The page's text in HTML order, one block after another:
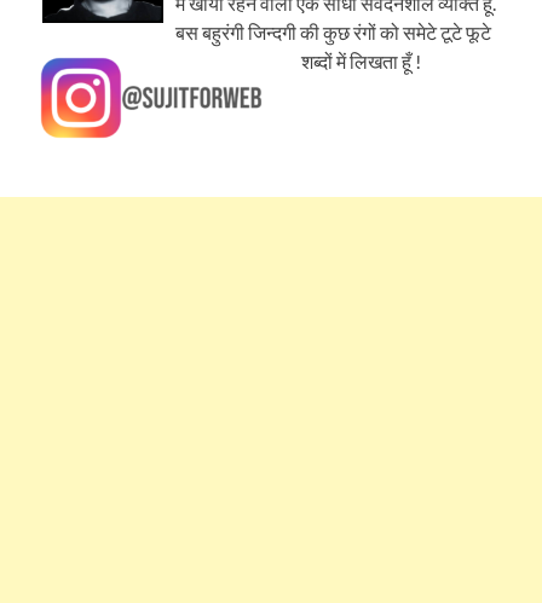
बस बहुरंगी जिन्दगी की कुछ रंगों को समेटे टूटे फूटे
शब्दों में लिखता हूँ !